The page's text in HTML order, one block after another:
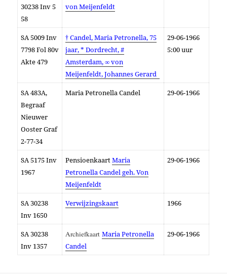
30238Inv5
58
von Meijenfeldt
SA 5009 Inv
7798 Fol 80v
Akte 479
† Candel, Maria Petronella, 75
jaar, * Dordrecht, #
Amsterdam, ∞ von
Meijenfeldt, Johannes Gerard
29-06-1966
5:00 uur
SA 483A,
Begraaf
Nieuwer
Ooster Graf
2-77-34
Maria Petronella Candel 29-06-1966
SA 5175 Inv
1967
PensioenkaartMaria
Petronella Candel geh. Von
Meijenfeldt
29-06-1966
SA30238
Inv 1650
Verwijzingskaart 1966
SA30238
Inv 1357
Archiefkaart Maria Petronella
Candel
29-06-1966